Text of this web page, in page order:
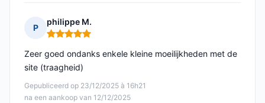
P
philippe M.
Opmerking: 5 van 5
Gepubliceerd op 23/12/2025 à 16h21
na een aankoop van 12/12/2025
Zeer goed ondanks enkele kleine moeilijkheden met de
site (traagheid)